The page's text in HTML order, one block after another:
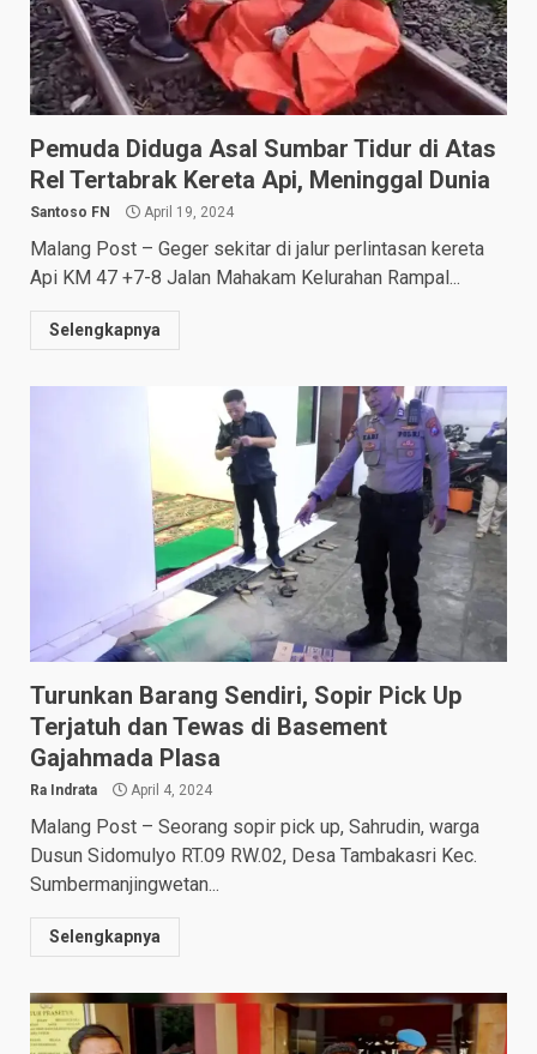
Pemuda Diduga Asal Sumbar Tidur di Atas
Rel Tertabrak Kereta Api, Meninggal Dunia
Santoso FN April 19, 2024
Malang Post – Geger sekitar di jalur perlintasan kereta
Api KM 47 +7-8 Jalan Mahakam Kelurahan Rampal...
Selengkapnya
Turunkan Barang Sendiri, Sopir Pick Up
Terjatuh dan Tewas di Basement
Gajahmada Plasa
Ra Indrata April 4, 2024
Malang Post – Seorang sopir pick up, Sahrudin, warga
Dusun Sidomulyo RT.09 RW.02, Desa Tambakasri Kec.
Sumbermanjingwetan...
Selengkapnya